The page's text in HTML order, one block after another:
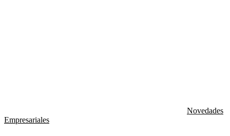
Novedades
Empresariales